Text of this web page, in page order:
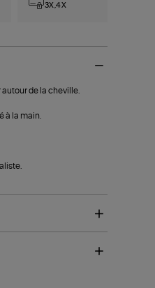
3X,4X
de la cheville.
à la main.